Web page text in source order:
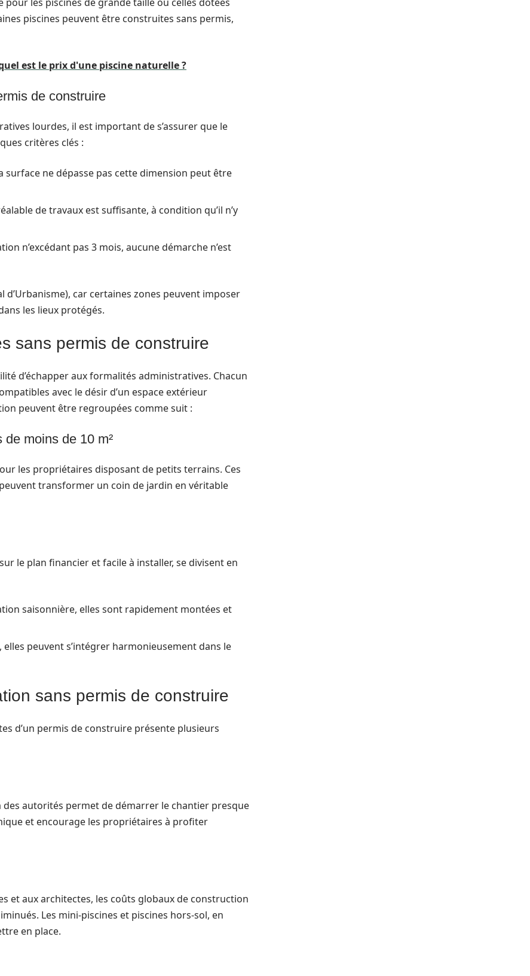
piscines peuvent être construites sans permis,
est le prix d'une piscine naturelle ?
de construire
lourdes, il est important de s’assurer que le
critères clés :
surface ne dépasse pas cette dimension peut être
de travaux est suffisante, à condition qu’il n’y
n’excédant pas 3 mois, aucune démarche n’est
d’Urbanisme), car certaines zones peuvent imposer
les lieux protégés.
sans permis de construire
d’échapper aux formalités administratives. Chacun
avec le désir d’un espace extérieur
peuvent être regroupées comme suit :
moins de 10 m²
les propriétaires disposant de petits terrains. Ces
transformer un coin de jardin en véritable
le plan financier et facile à installer, se divisent en
saisonnière, elles sont rapidement montées et
elles peuvent s’intégrer harmonieusement dans le
sans permis de construire
d’un permis de construire présente plusieurs
des autorités permet de démarrer le chantier presque
et encourage les propriétaires à profiter
et aux architectes, les coûts globaux de construction
Les mini-piscines et piscines hors-sol, en
en place.